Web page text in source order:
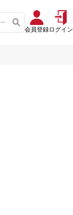
会員登録ログイン